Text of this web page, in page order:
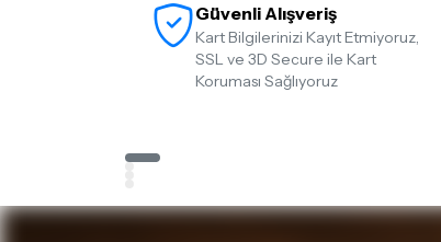
Güvenli Alışveriş
Kart Bilgilerinizi Kayıt Etmiyoruz,
SSL ve 3D Secure ile Kart
Koruması Sağlıyoruz